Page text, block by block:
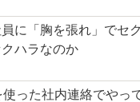
に「胸を張れ」でセ
ハラなのか
使った社内連絡でやっ